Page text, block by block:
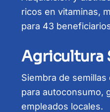
ricos en vitaminas,
para 43
Agricultura
Siembra de
para autoconsumo,
empleados locales.